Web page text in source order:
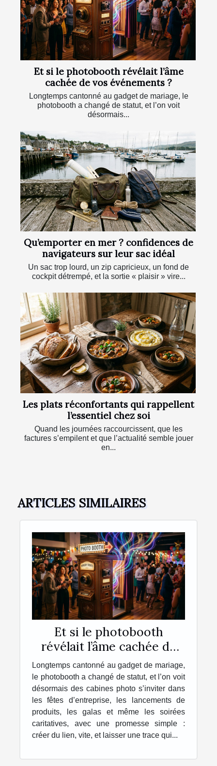
Et si le photobooth révélait l’âme
cachée de vos événements ?
Longtemps cantonné au gadget de mariage, le
photobooth a changé de statut, et l’on voit
désormais...
Qu’emporter en mer ? confidences de
navigateurs sur leur sac idéal
Un sac trop lourd, un zip capricieux, un fond de
cockpit détrempé, et la sortie « plaisir » vire...
Les plats réconfortants qui rappellent
l’essentiel chez soi
Quand les journées raccourcissent, que les
factures s’empilent et que l’actualité semble jouer
en...
ARTICLES SIMILAIRES
Et si le photobooth
révélait l’âme cachée de
vos événements ?
Longtemps cantonné au gadget de mariage,
le photobooth a changé de statut, et l’on voit
désormais des cabines photo s’inviter dans
les fêtes d’entreprise, les lancements de
produits, les galas et même les soirées
caritatives, avec une promesse simple :
créer du lien, vite, et laisser une trace qui...